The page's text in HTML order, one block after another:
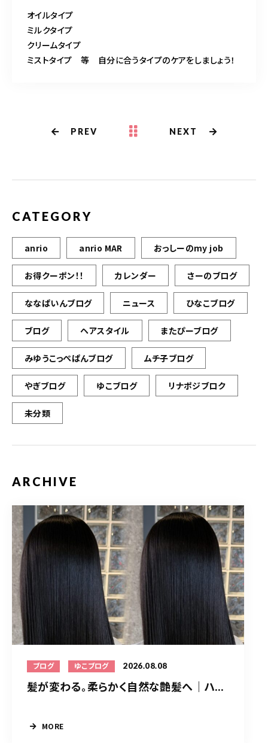
オイルタイプ
ミルクタイプ
クリームタイプ
ミストタイプ 等 自分に合うタイプのケアをしましょう！
PREV NEXT
CATEGORY
anrio anrio MAR おっしーのmy job
お得クーポン！！ カレンダー さーのブログ
ななぱいんブログ ニュース ひなこブログ
ブログ ヘアスタイル またぴーブログ
みゆうこっぺぱんブログ ムチ子ブログ
やぎブログ ゆこブログ リナポジブロク
未分類
ARCHIVE
ブログ ゆこブログ 2026.08.08
髪が変わる。柔らかく自然な艶髪へ｜ハ...
MORE